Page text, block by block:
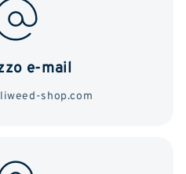
e-mail
shop.com